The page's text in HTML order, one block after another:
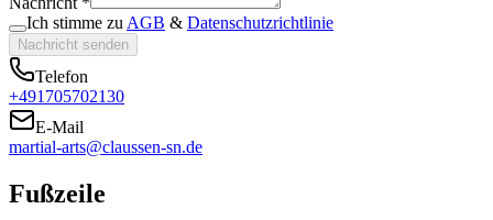
Ich stimme zu AGB & Datenschutzrichtlinie
Nachricht senden
Telefon
+491705702130
E-Mail
martial-arts@claussen-sn.de
Fußzeile